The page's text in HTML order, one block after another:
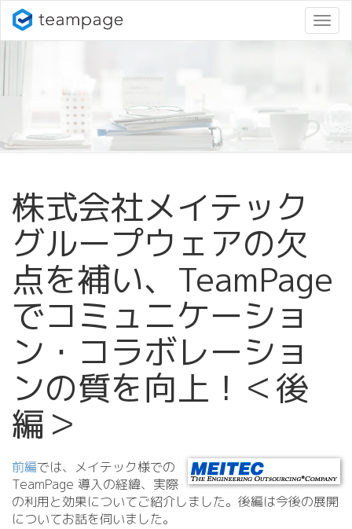
ナ
ビ
株式会社メイテック
グループウェアの欠
点を補い、TeamPage
でコミュニケーショ
ン・コラボレーショ
ンの質を向上！＜後
編＞
前編では、メイテック様での
TeamPage 導入の経緯、実際
の利用と効果についてご紹介しました。後編は今後の展開
についてお話を伺いました。